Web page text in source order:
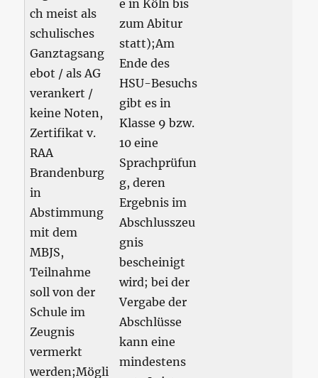
ch meist als
schulisches
Ganztagsang
ebot / als AG
verankert /
keine Noten,
Zertifikat v.
RAA
Brandenburg
in
Abstimmung
mit dem
MBJS,
Teilnahme
soll von der
Schule im
Zeugnis
vermerkt
werden;Mögli
e in Köln bis
zum Abitur
statt);Am
Ende des
HSU-Besuchs
gibt es in
Klasse 9 bzw.
10 eine
Sprachprüfun
g, deren
Ergebnis im
Abschlusszeu
gnis
bescheinigt
wird; bei der
Vergabe der
Abschlüsse
kann eine
mindestens